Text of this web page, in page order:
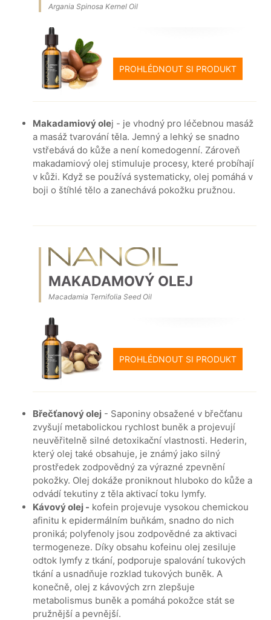
Argania Spinosa Kernel Oil
PROHLÉDNOUT SI PRODUKT
Makadamiový olej - je vhodný pro léčebnou masáž
a masáž tvarování těla. Jemný a lehký se snadno
vstřebává do kůže a není komedogenní. Zároveň
makadamiový olej stimuluje procesy, které probíhají
v kůži. Když se používá systematicky, olej pomáhá v
boji o štíhlé tělo a zanechává pokožku pružnou.
MAKADAMOVÝ OLEJ
Macadamia Ternifolia Seed Oil
PROHLÉDNOUT SI PRODUKT
Břečťanový olej - Saponiny obsažené v břečťanu
zvyšují metabolickou rychlost buněk a projevují
neuvěřitelně silné detoxikační vlastnosti. Hederin,
který olej také obsahuje, je známý jako silný
prostředek zodpovědný za výrazné zpevnění
pokožky. Olej dokáže proniknout hluboko do kůže a
odvádí tekutiny z těla aktivací toku lymfy.
Kávový olej - kofein projevuje vysokou chemickou
afinitu k epidermálním buňkám, snadno do nich
proniká; polyfenoly jsou zodpovědné za aktivaci
termogeneze. Díky obsahu kofeinu olej zesiluje
odtok lymfy z tkání, podporuje spalování tukových
tkání a usnadňuje rozklad tukových buněk. A
konečně, olej z kávových zrn zlepšuje
metabolismus buněk a pomáhá pokožce stát se
pružnější a pevnější.